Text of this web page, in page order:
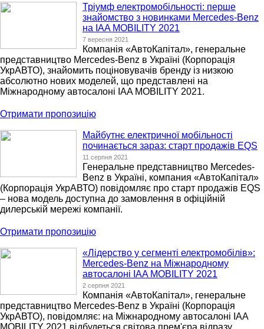
Тріумф електромобільності: перше
знайомство з новинками Mercedes-Benz
на IAA MOBILITY 2021
7 вересня 2021
Компанія «АвтоКапітал», генеральне
представництво Mercedes-Benz в Україні (Корпорація
УкрАВТО), знайомить поціновувачів бренду із низкою
абсолютно нових моделей, що представлені на
Міжнародному автосалоні IAA MOBILITY 2021.
Отримати пропозицію
Майбутнє електричної мобільності
починається зараз: старт продажів EQS
11 серпня 2021
Генеральне представництво Mercedes-
Benz в Україні, компания «АвтоКапітал»
(Корпорація УкрАВТО) повідомляє про старт продажів EQS
– нова модель доступна до замовлення в офіційній
дилерській мережі компанії.
Отримати пропозицію
«Лідерство у сегменті електромобілів»:
Mercedes-Benz на Міжнародному
автосалоні IAA MOBILITY 2021
2 серпня 2021
Компанія «АвтоКапітал», генеральне
представництво Mercedes-Benz в Україні (Корпорація
УкрАВТО), повідомляє: на Міжнародному автосалоні IAA
MOBILITY 2021 відбудеться світова прем'єра відразу